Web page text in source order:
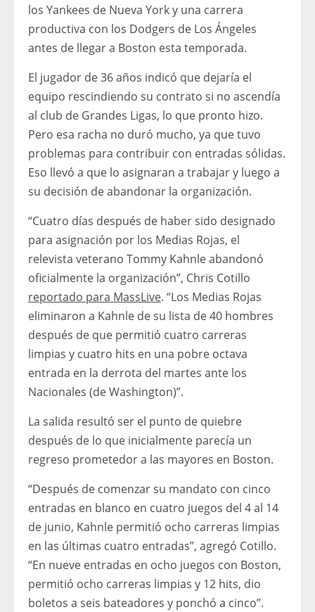
los Yankees de Nueva York y una carrera
productiva con los Dodgers de Los Ángeles
antes de llegar a Boston esta temporada.
El jugador de 36 años indicó que dejaría el
equipo rescindiendo su contrato si no ascendía
al club de Grandes Ligas, lo que pronto hizo.
Pero esa racha no duró mucho, ya que tuvo
problemas para contribuir con entradas sólidas.
Eso llevó a que lo asignaran a trabajar y luego a
su decisión de abandonar la organización.
“Cuatro días después de haber sido designado
para asignación por los Medias Rojas, el
relevista veterano Tommy Kahnle abandonó
oficialmente la organización”, Chris Cotillo
reportado para MassLive. “Los Medias Rojas
eliminaron a Kahnle de su lista de 40 hombres
después de que permitió cuatro carreras
limpias y cuatro hits en una pobre octava
entrada en la derrota del martes ante los
Nacionales (de Washington)”.
La salida resultó ser el punto de quiebre
después de lo que inicialmente parecía un
regreso prometedor a las mayores en Boston.
“Después de comenzar su mandato con cinco
entradas en blanco en cuatro juegos del 4 al 14
de junio, Kahnle permitió ocho carreras limpias
en las últimas cuatro entradas”, agregó Cotillo.
“En nueve entradas en ocho juegos con Boston,
permitió ocho carreras limpias y 12 hits, dio
boletos a seis bateadores y ponchó a cinco”.